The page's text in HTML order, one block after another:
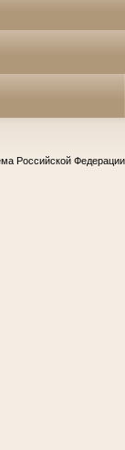
Российской